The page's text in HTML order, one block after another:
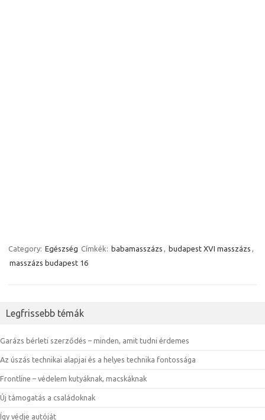
Category: Egészség Címkék: babamasszázs , budapest XVI masszázs ,
masszázs budapest 16
Legfrissebb témák
Garázs bérleti szerződés – minden, amit tudni érdemes
Az úszás technikai alapjai és a helyes technika fontossága
Frontline – védelem kutyáknak, macskáknak
Új támogatás a családoknak
Így védje autóját